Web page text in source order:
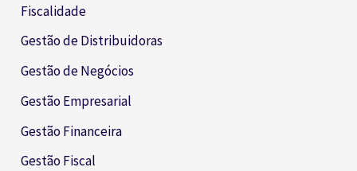
Fiscalidade
Gestão de Distribuidoras
Gestão de Negócios
Gestão Empresarial
Gestão Financeira
Gestão Fiscal